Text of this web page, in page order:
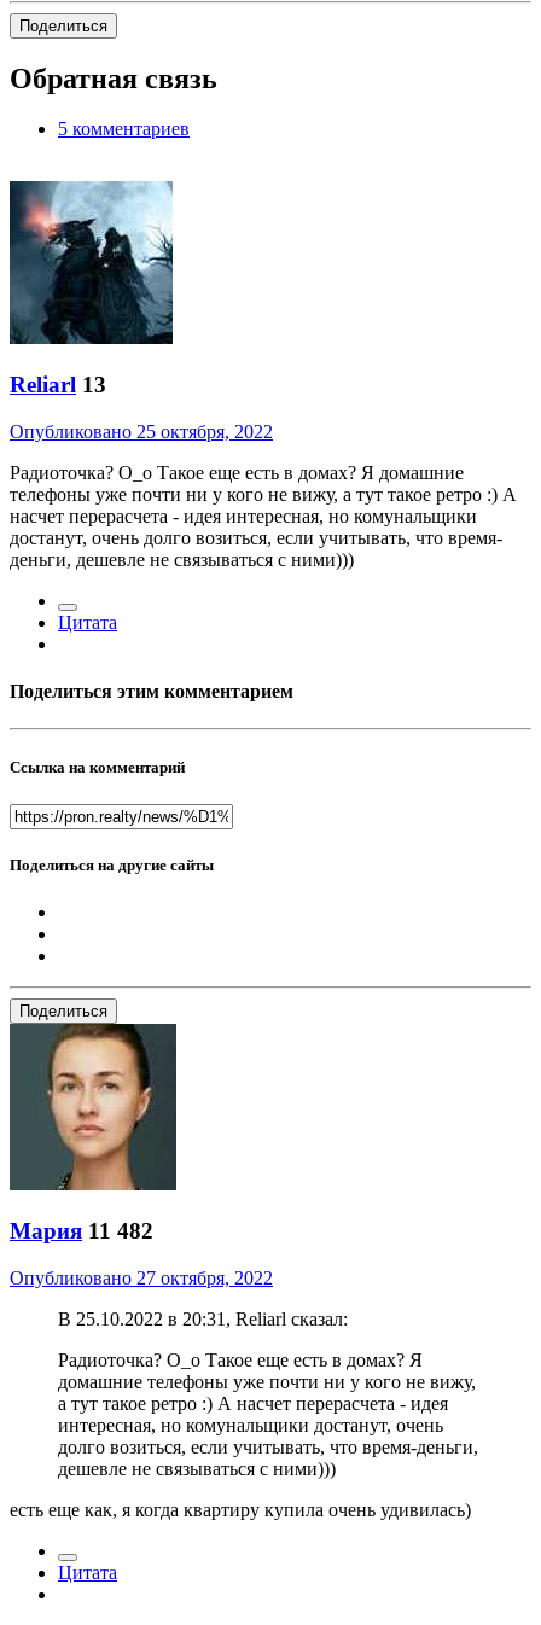
Поделиться
Обратная связь
5 комментариев
Reliarl 13
Опубликовано 25 октября, 2022
Радиоточка? О_о Такое еще есть в домах? Я домашние
телефоны уже почти ни у кого не вижу, а тут такое ретро :) А
насчет перерасчета - идея интересная, но комунальщики
достанут, очень долго возиться, если учитывать, что время-
деньги, дешевле не связываться с ними)))
Цитата
Поделиться этим комментарием
Ссылка на комментарий
Поделиться на другие сайты
Поделиться
Мария 11 482
Опубликовано 27 октября, 2022
В 25.10.2022 в 20:31, Reliarl сказал:
Радиоточка? О_о Такое еще есть в домах? Я
домашние телефоны уже почти ни у кого не вижу,
а тут такое ретро :) А насчет перерасчета - идея
интересная, но комунальщики достанут, очень
долго возиться, если учитывать, что время-деньги,
дешевле не связываться с ними)))
есть еще как, я когда квартиру купила очень удивилась)
Цитата